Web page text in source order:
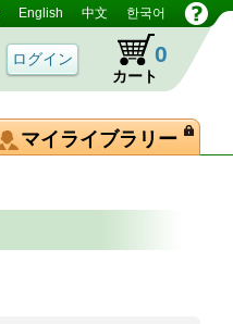
English 中文 한국어
カート
0
マイライブラリー